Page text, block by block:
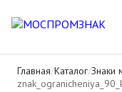
Главная/Каталог/Знаки